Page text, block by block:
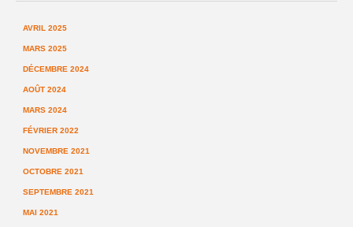
AVRIL 2025
MARS 2025
DÉCEMBRE 2024
AOÛT 2024
MARS 2024
FÉVRIER 2022
NOVEMBRE 2021
OCTOBRE 2021
SEPTEMBRE 2021
MAI 2021